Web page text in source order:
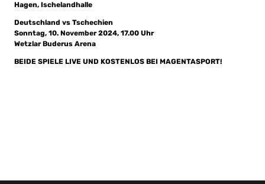
Hagen, Ischelandhalle
Deutschland vs Tschechien
Sonntag, 10. November 2024, 17.00 Uhr
Wetzlar Buderus Arena
BEIDE SPIELE LIVE UND KOSTENLOS BEI MAGENTASPORT!